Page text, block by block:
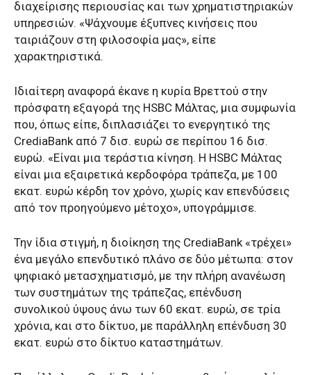
διαχείρισης περιουσίας και των χρηματιστηριακών
υπηρεσιών. «Ψάχνουμε έξυπνες κινήσεις που
ταιριάζουν στη φιλοσοφία μας», είπε
χαρακτηριστικά.
Ιδιαίτερη αναφορά έκανε η κυρία Βρεττού στην
πρόσφατη εξαγορά της HSBC Μάλτας, μια συμφωνία
που, όπως είπε, διπλασιάζει το ενεργητικό της
CrediaBank από 7 δισ. ευρώ σε περίπου 16 δισ.
ευρώ. «Είναι μια τεράστια κίνηση. Η HSBC Μάλτας
είναι μια εξαιρετικά κερδοφόρα τράπεζα, με 100
εκατ. ευρώ κέρδη τον χρόνο, χωρίς καν επενδύσεις
από τον προηγούμενο μέτοχο», υπογράμμισε.
Την ίδια στιγμή, η διοίκηση της CrediaBank «τρέχει»
ένα μεγάλο επενδυτικό πλάνο σε δύο μέτωπα: στον
ψηφιακό μετασχηματισμό, με την πλήρη ανανέωση
των συστημάτων της τράπεζας, επένδυση
συνολικού ύψους άνω των 60 εκατ. ευρώ, σε τρία
χρόνια, και στο δίκτυο, με παράλληλη επένδυση 30
εκατ. ευρώ στο δίκτυο καταστημάτων.